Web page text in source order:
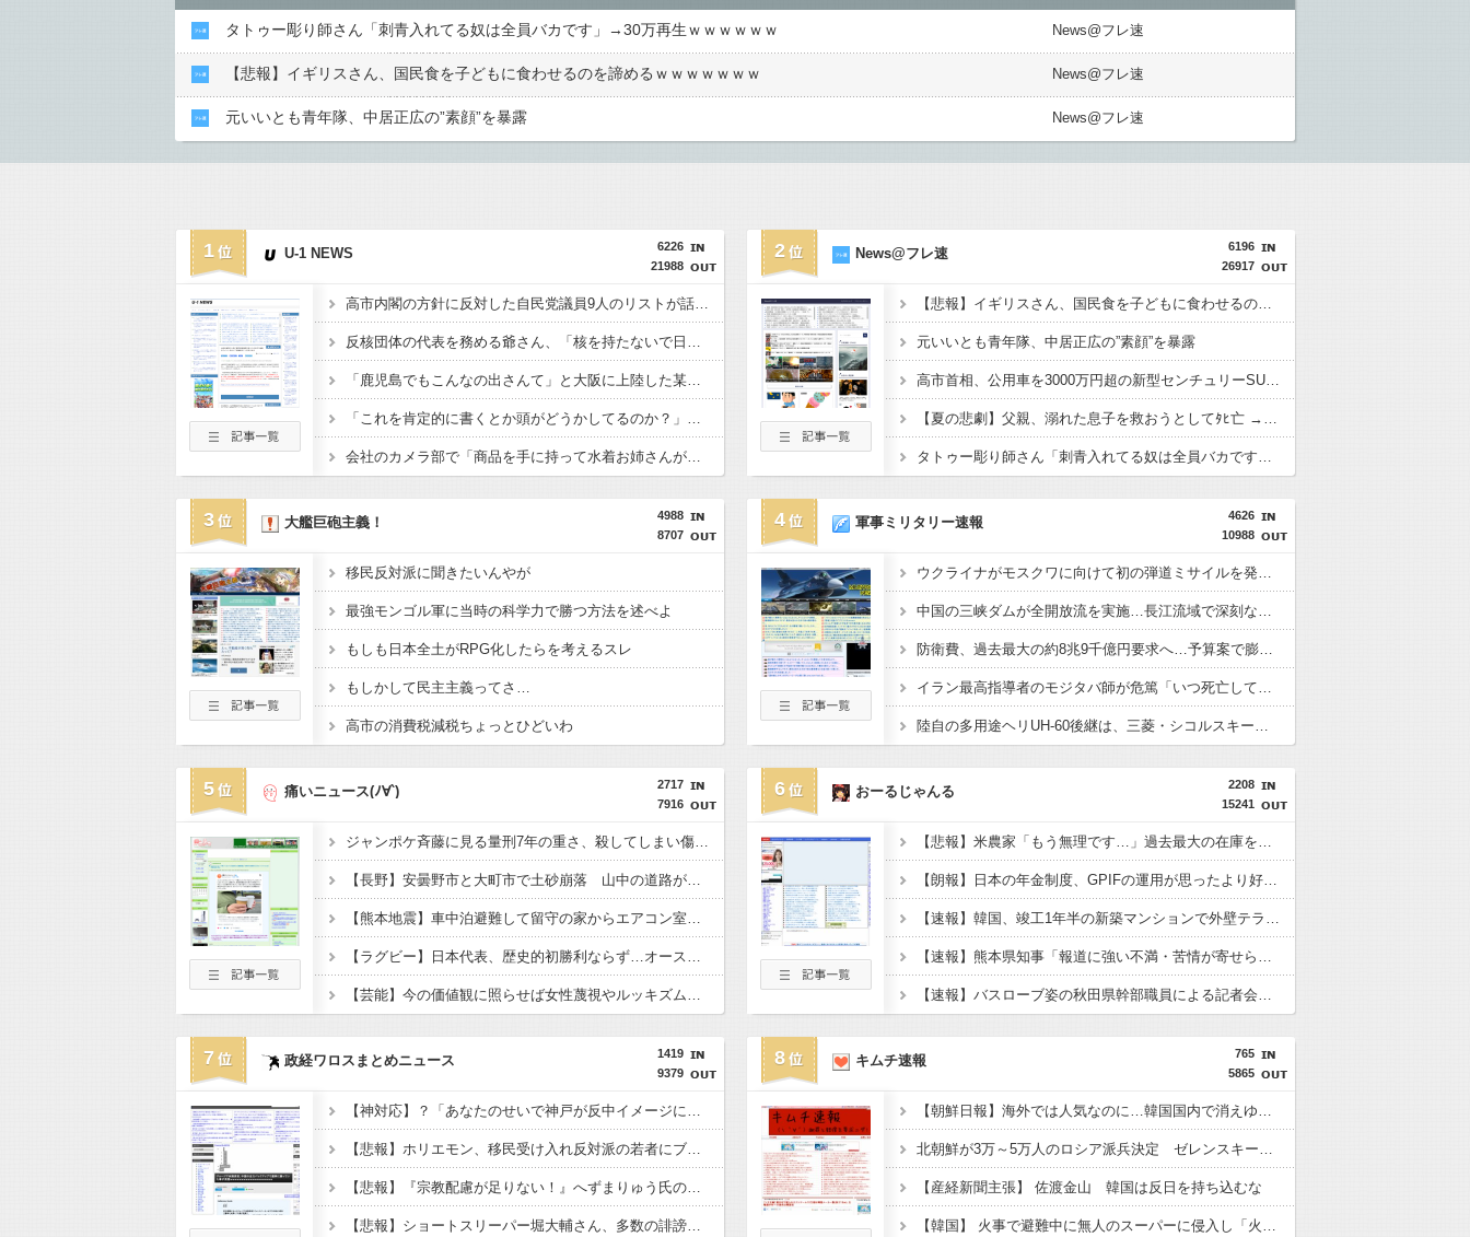
タトゥー彫り師さん「刺青入れてる奴は全員バカです」→30万再生ｗｗｗｗｗｗ News@フレ速
【悲報】イギリスさん、国民食を子どもに食わせるのを諦めるｗｗｗｗｗｗｗ News@フレ速
元いいとも青年隊、中居正広の”素顔”を暴露 News@フレ速
1
6226
21988
U-1 NEWS
高市内閣の方針に反対した自民党議員9人のリストが話題に、「岩屋はどこへ行った？」との指摘もあるが……
反核団体の代表を務める爺さん、「核を持たないで日本を守れますか」と中学生に詰問された結果……
「鹿児島でもこんなの出さんて」と大阪に上陸した某料理店に批判殺到、鹿児島の養鶏家とタッグを組んだところで……
「これを肯定的に書くとか頭がどうかしてるのか？」と某メディアの焚書称賛記事にツッコミ殺到、自分で本屋を作るとかそういう話かと思ったら……
会社のカメラ部で「商品を手に持って水着お姉さんがにっこり」を撮影、だがお姉さんは素人アルバイトで親バレした結果……
2
6196
26917
News@フレ速
【悲報】イギリスさん、国民食を子どもに食わせるのを諦めるｗｗｗｗｗｗｗ
元いいとも青年隊、中居正広の”素顔”を暴露
高市首相、公用車を3000万円超の新型センチュリーSUVに変更ｗｗｗｗｗｗｗ
【夏の悲劇】父親、溺れた息子を救おうとしてﾀﾋ亡 →専門家も警鐘「救助は二次被害が多い」
タトゥー彫り師さん「刺青入れてる奴は全員バカです」→30万再生ｗｗｗｗｗｗ
3
4988
8707
大艦巨砲主義！
移民反対派に聞きたいんやが
最強モンゴル軍に当時の科学力で勝つ方法を述べよ
もしも日本全土がRPG化したらを考えるスレ
もしかして民主主義ってさ…
高市の消費税減税ちょっとひどいわ
4
4626
10988
軍事ミリタリー速報
ウクライナがモスクワに向けて初の弾道ミサイルを発射か？！
中国の三峡ダムが全開放流を実施…長江流域で深刻な洪水被害！
防衛費、過去最大の約8兆9千億円要求へ…予算案で膨張、迎撃用無人機・AIなど導入！
イラン最高指導者のモジタバ師が危篤「いつ死亡してもおかしくない」…イラン大統領「意思疎通はかなり難しい」！
陸自の多用途ヘリUH-60後継は、三菱・シコルスキー共同開発に？！
5
2717
7916
痛いニュース(ﾉ∀`)
ジャンポケ斉藤に見る量刑7年の重さ、殺してしまい傷害致死罪を狙う方が量刑的には軽いと話題
【長野】安曇野市と大町市で土砂崩落 山中の道路が寸断 宿泊客や登山客など計400人近くが孤立か 土石流で橋が流されたとの情報も
【熊本地震】車中泊避難して留守の家からエアコン室外機盗む 警察に「室外機が盗まれた」相談数件 天草市の無職男（47）逮捕
【ラグビー】日本代表、歴史的初勝利ならず…オーストラリアに逆転負け ８戦全敗
【芸能】今の価値観に照らせば女性蔑視やルッキズム… 『落語』の世界もセリフ変更や改作、現代にふさわしい表現模索の動き
6
2208
15241
おーるじゃんる
【悲報】米農家「もう無理です…」過去最大の在庫を抱える状態で新米収穫
【朗報】日本の年金制度、GPIFの運用が思ったより好調なおかげでなんとかなりそう
【速報】韓国、竣工1年半の新築マンションで外壁テラスが落下という信じられない後進国建築を披露
【速報】熊本県知事「報道に強い不満・苦情が寄せられている」→TBSの報道特集がまさにそれな件
【速報】バスローブ姿の秋田県幹部職員による記者会見問題、ラブホテルからの参加だと特定「体調が優れなかったため...」とは何だったのか
7
1419
9379
政経ワロスまとめニュース
【神対応】？「あなたのせいで神戸が反中イメージになって中国人が来なくなる！」 → 神戸市議「で？」ｗｗｗｗｗｗｗｗｗｗｗｗｗｗｗ
【悲報】ホリエモン、移民受け入れ反対派の若者にブチギレ「差別するなんて最低だ！」 → スタジオ誰も反論できず沈黙 ………
【悲報】『宗教配慮が足りない！』へずまりゅう氏の豚汁炊き出しに各所に苦情殺到 → へ「保健所も容認！問題なし！」ｗｗｗｗｗｗｗｗｗｗｗｗｗｗ
【悲報】ショートスリーパー堀大輔さん、多数の誹謗中傷で涙が止まらなくなってしまう動画がネットで話題に → ………
8
765
5865
キムチ速報
【朝鮮日報】海外では人気なのに…韓国国内で消えゆくキンパ店
北朝鮮が3万～5万人のロシア派兵決定 ゼレンスキー大統領「韓国が我々に協力すべき」
【産経新聞主張】 佐渡金山 韓国は反日を持ち込むな
【韓国】 火事で避難中に無人のスーパーに侵入し「火事場泥棒」…捕まると「月経で盗む衝動が」と言い訳